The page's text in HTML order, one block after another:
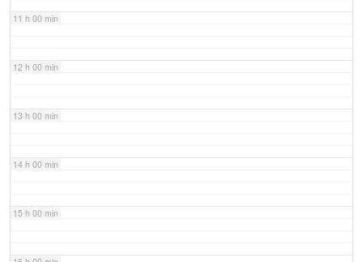
11 h 00 min
12 h 00 min
13 h 00 min
14 h 00 min
15 h 00 min